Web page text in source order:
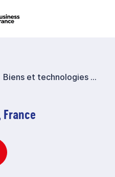
Biens et technologies à Double Usage (BDU)
France